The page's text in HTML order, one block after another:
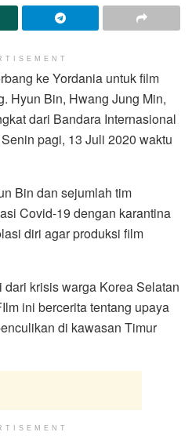
ke Yordania untuk film
Hyun Bin, Hwang Jung Min,
dari Bandara Internasional
pagi, 13 Juli 2020 waktu
Bin dan sejumlah tim
Covid-19 dengan karantina
diri agar produksi film
dari krisis warga Korea Selatan
ini bercerita tentang upaya
di kawasan Timur